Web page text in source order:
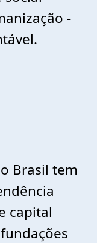
-
Brasil tem
capital